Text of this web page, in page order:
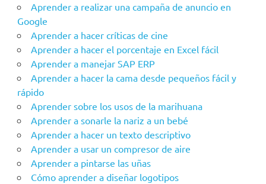
Aprender a realizar una campaña de anuncio en
Google
Aprender a hacer críticas de cine
Aprender a hacer el porcentaje en Excel fácil
Aprender a manejar SAP ERP
Aprender a hacer la cama desde pequeños fácil y
rápido
Aprender sobre los usos de la marihuana
Aprender a sonarle la nariz a un bebé
Aprender a hacer un texto descriptivo
Aprender a usar un compresor de aire
Aprender a pintarse las uñas
Cómo aprender a diseñar logotipos